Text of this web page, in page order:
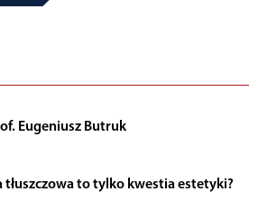
Eugeniusz Butruk
tłuszczowa to tylko kwestia estetyki?